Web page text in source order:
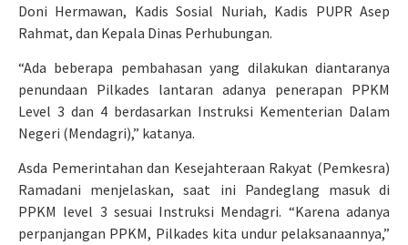
Doni Hermawan, Kadis Sosial Nuriah, Kadis PUPR Asep
Rahmat, dan Kepala Dinas Perhubungan.
“Ada beberapa pembahasan yang dilakukan diantaranya
penundaan Pilkades lantaran adanya penerapan PPKM
Level 3 dan 4 berdasarkan Instruksi Kementerian Dalam
Negeri (Mendagri),” katanya.
Asda Pemerintahan dan Kesejahteraan Rakyat (Pemkesra)
Ramadani menjelaskan, saat ini Pandeglang masuk di
PPKM level 3 sesuai Instruksi Mendagri. “Karena adanya
perpanjangan PPKM, Pilkades kita undur pelaksanaannya,”